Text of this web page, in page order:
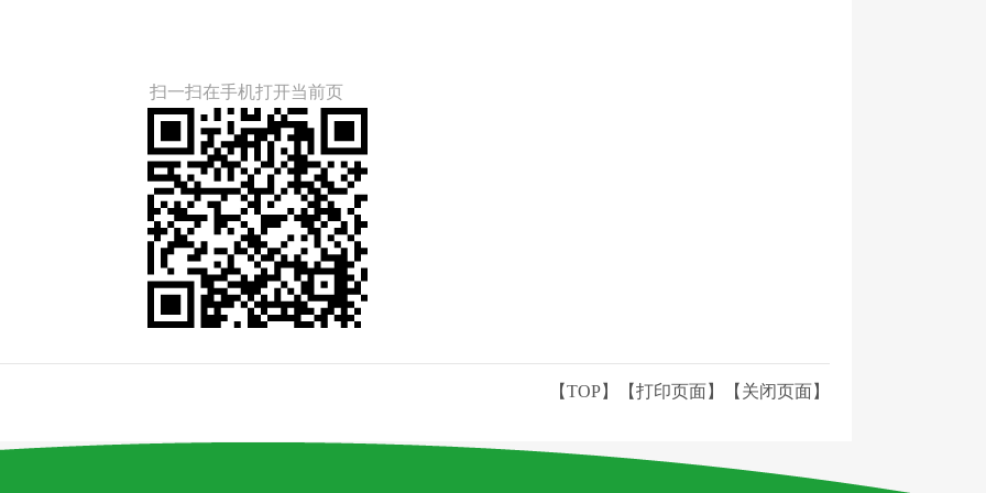
扫一扫在手机打开当前页
【TOP】 【打印页面】【 关闭页面】